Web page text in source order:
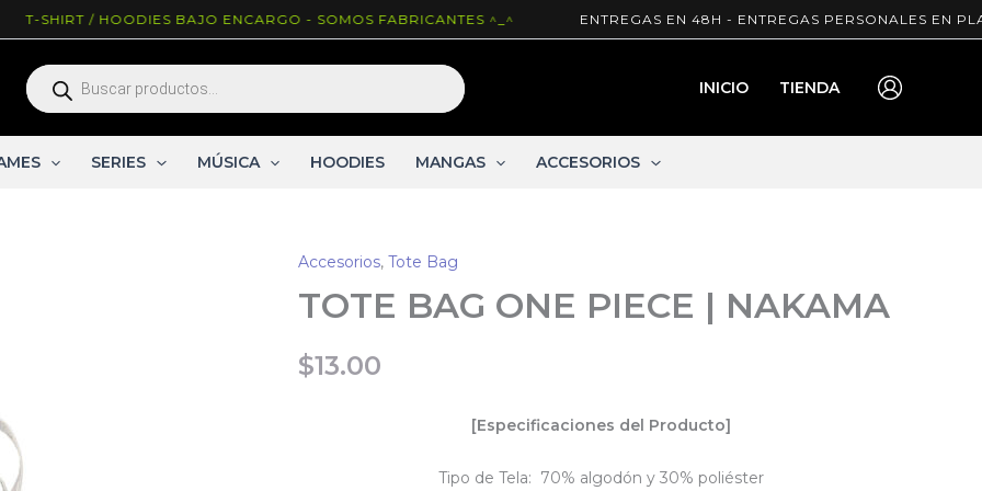
SHIRT / HOODIES BAJO ENCARGO - SOMOS FABRICANTES ^_^ ENTREGAS EN 48H - ENTREGAS PERSONALES EN
Búsqueda
de
productos
INICIO TIENDA
SERIES MÚSICA HOODIES MANGAS ACCESORIOS
Accesorios, Tote Bag
TOTE BAG ONE PIECE | NAKAMA
$13.00
[Especificaciones del Producto]
Tipo de Tela: 70% algodón y 30% poliéster